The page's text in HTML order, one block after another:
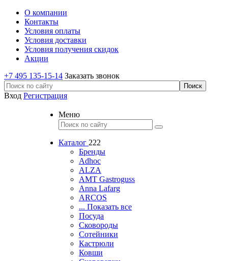
О компании
Контакты
Условия оплаты
Условия доставки
Условия получения скидок
Акции
+7 495 135-15-14 Заказать звонок
Вход Регистрация
Меню
Каталог 222
Бренды
Adhoc
ALZA
AMT Gastroguss
Anna Lafarg
ARCOS
... Показать все
Посуда
Сковороды
Сотейники
Кастрюли
Ковши